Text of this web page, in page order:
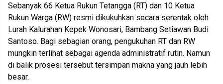
Sebanyak 66 Ketua Rukun Tetangga (RT) dan 10 Ketua
Rukun Warga (RW) resmi dikukuhkan secara serentak oleh
Lurah Kalurahan Kepek Wonosari, Bambang Setiawan Budi
Santoso. Bagi sebagian orang, pengukuhan RT dan RW
mungkin terlihat sebagai agenda administratif rutin. Namun
di balik prosesi tersebut tersimpan makna yang jauh lebih
besar.